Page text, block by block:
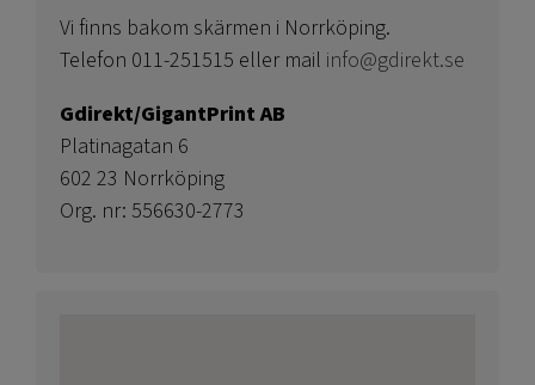
Vi finns bakom skärmen i Norrköping.
Telefon 011-251515 eller mail info@gdirekt.se
Gdirekt/GigantPrint AB
Platinagatan 6
602 23 Norrköping
Org. nr: 556630-2773